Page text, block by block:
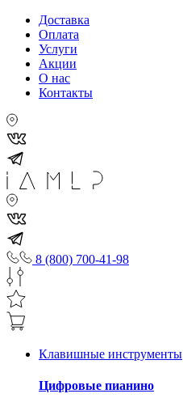
Доставка
Оплата
Услуги
Акции
О нас
Контакты
8 (800) 700-41-98
Клавишные инструменты
Цифровые пианино